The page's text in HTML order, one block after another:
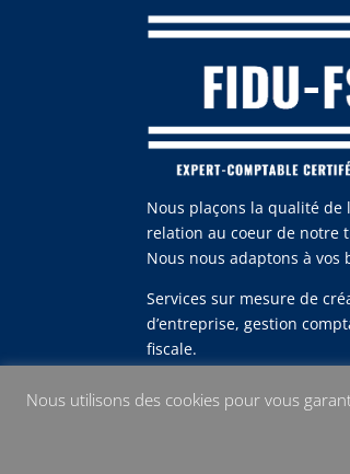
Nous plaçons la qualité de
relation au coeur de notre
Nous nous adaptons à vos
Services sur mesure de
d’entreprise, gestion
fiscale.
Nous utilisons des cookies pour vous